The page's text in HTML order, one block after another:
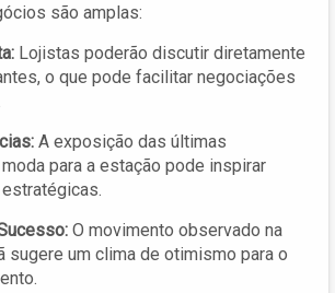
são amplas:
Lojistas poderão discutir diretamente
o que pode facilitar negociações
A exposição das últimas
para a estação pode inspirar
O movimento observado na
sugere um clima de otimismo para o